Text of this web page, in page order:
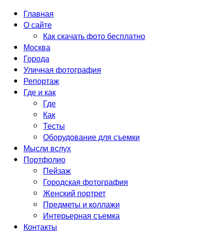
Главная
О сайте
Как скачать фото бесплатно
Москва
Города
Уличная фотография
Репортаж
Где и как
Где
Как
Тесты
Оборудование для съемки
Мысли вслух
Портфолио
Пейзаж
Городская фотография
Женский портрет
Предметы и коллажи
Интерьерная съемка
Контакты